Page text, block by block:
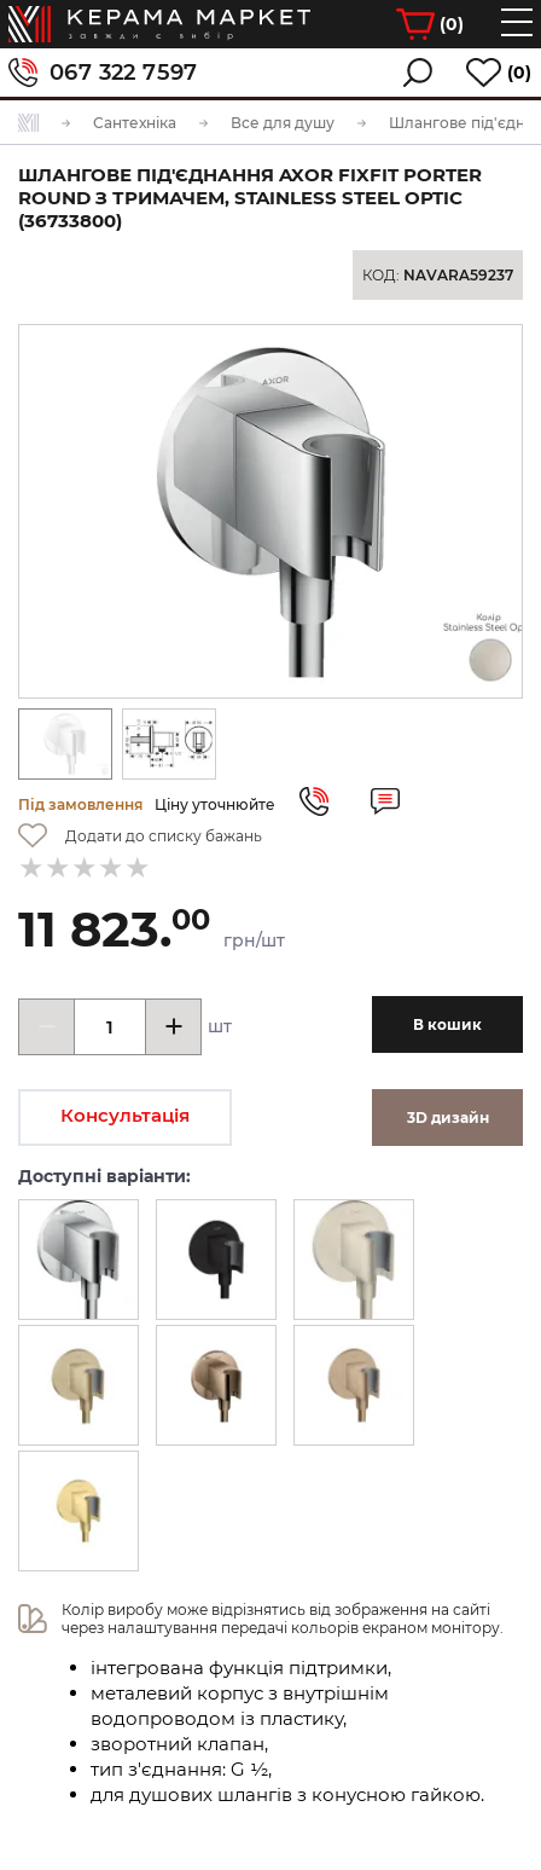
(0)
067 322 7597 (0)
Сантехніка Все для душу Шлангове
ШЛАНГОВЕ ПІД'ЄДНАННЯ AXOR FIXFIT PORTER
ROUND З ТРИМАЧЕМ, STAINLESS STEEL OPTIC
(36733800)
КОД: NAVARA59237
Під замовлення
Ціну уточнюйте
Додати до списку бажань
11 823.00
грн/шт
шт В кошик
Консультація 3D дизайн
Доступні варіанти:
Колір виробу може відрізнятись від зображення на сайті
через налаштування передачі кольорів екраном монітору.
інтегрована функція підтримки,
металевий корпус з внутрішнім
водопроводом із пластику,
зворотний клапан,
тип з'єднання: G ½,
для душових шлангів з конусною гайкою.